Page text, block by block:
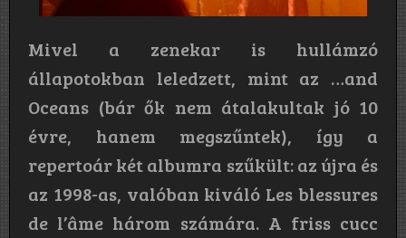
Mivel a zenekar is hullámzó
állapotokban leledzett, mint az …and
Oceans (bár ők nem átalakultak jó 10
évre, hanem megszűntek), így a
repertoár két albumra szűkült: az újra és
az 1998-as, valóban kiváló Les blessures
de l’âme három számára. A friss cucc